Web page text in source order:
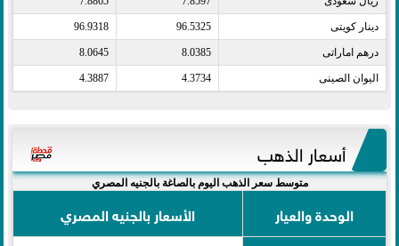
دينار كويتى​ 96.5325
96.9318
درهم اماراتى​ 8.0385
8.0645
اليوان الصينى​ 4.3734
4.3887
أسعار الذهب
متوسط سعر الذهب اليوم بالصاغة بالجنيه المصري
الوحدة والعيار
الأسعار بالجنيه المصري